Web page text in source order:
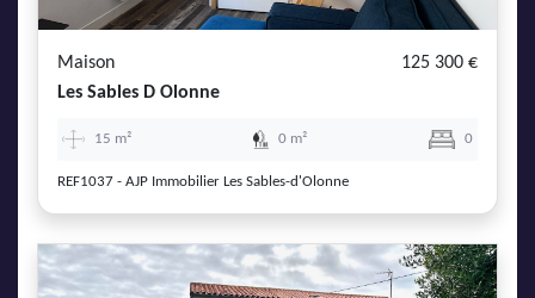
Maison
125 300 €
Les Sables D Olonne
15 m² 0 m² 0
REF1037 - AJP Immobilier Les Sables-d'Olonne